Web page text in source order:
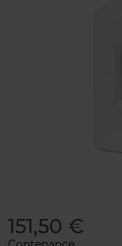
151,50 €